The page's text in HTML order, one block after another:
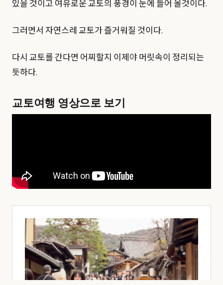
있을 것이고 여유로운 교토의 풍경이 눈에 들어 올것이다.
그러면서 자연스레 교토가 즐거워질 것이다.
다시 교토를 간다면 어찌할지 이제야 머릿속이 정리되는
듯하다.
교토여행 영상으로 보기